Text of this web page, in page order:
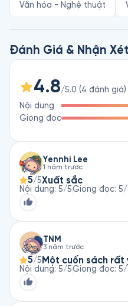
Fukuzawa Yukichi (1835 -
cổ đại mà tiếp thu học thuật
các nước  u Mỹ. Ông là tác
Khuyến Học và Phúc Ông Tự
lớn của ông, người dân Nhật
Văn hóa - Nghệ thuật
Đánh Giá & Nhận Xét
4.8/5.0 (4 đánh giá)
Nội dung
Giọng đọc
Yennhi Lee
1 năm trước
5/5Xuất sắc
Nội dung: 5/5Giọng đọc: 5/
TNM
3 năm trước
5/5 Một cuốn sách rất
Nội dung: 5/5Giọng đọc: 5/